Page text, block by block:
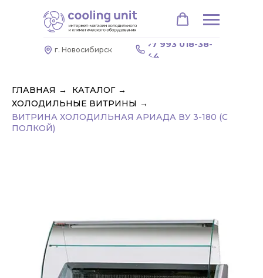
+7 993 018-38-
44
г. Новосибирск
ГЛАВНАЯ → КАТАЛОГ →
ХОЛОДИЛЬНЫЕ ВИТРИНЫ →
ВИТРИНА ХОЛОДИЛЬНАЯ АРИАДА ВУ 3-180 (С
ПОЛКОЙ)